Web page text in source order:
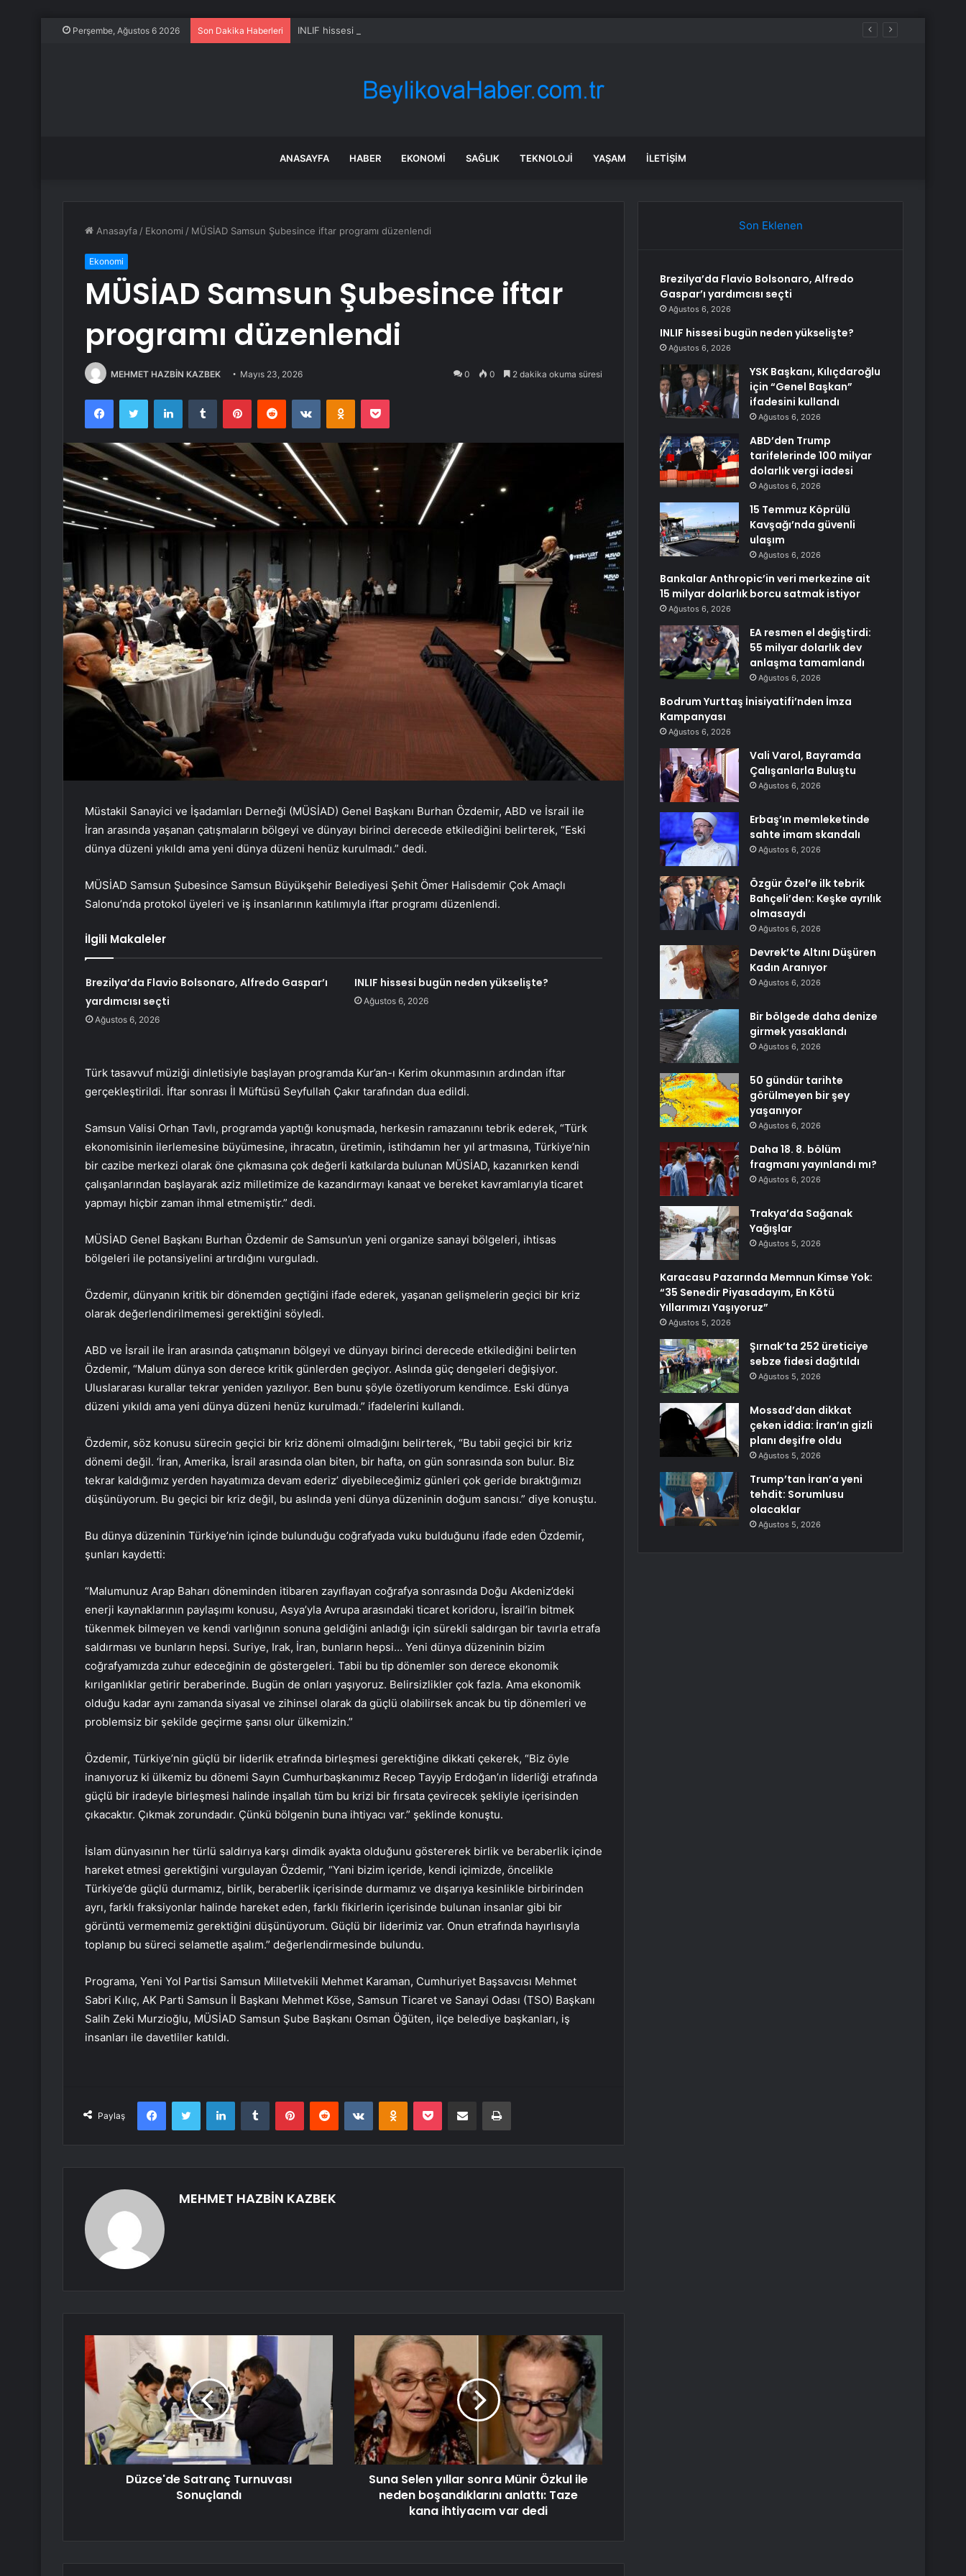
Perşembe, Ağustos 6 2026 Son Dakika Haberleri INLIF hissesi bugün neden yükselişte?
ANASAYFA HABER EKONOMI SAĞLIK TEKNOLOJI YAŞAM İLETIŞIM
Anasayfa / Ekonomi / MÜSİAD Samsun Şubesince iftar programı düzenlendi
Ekonomi
MÜSİAD Samsun Şubesince iftar
programı düzenlendi
MEHMET HAZBİN KAZBEK Mayıs 23, 2026 0 0 2 dakika okuma süresi
FacebookTwitter LinkedInTumblr PinterestReddit VKontakteOdnoklassniki
Pocket
Müstakil Sanayici ve İşadamları Derneği (MÜSİAD) Genel Başkanı Burhan Özdemir, ABD ve İsrail ile
İran arasında yaşanan çatışmaların bölgeyi ve dünyayı birinci derecede etkilediğini belirterek, “Eski
dünya düzeni yıkıldı ama yeni dünya düzeni henüz kurulmadı.” dedi.
MÜSİAD Samsun Şubesince Samsun Büyükşehir Belediyesi Şehit Ömer Halisdemir Çok Amaçlı
Salonu’nda protokol üyeleri ve iş insanlarının katılımıyla iftar programı düzenlendi.
İlgili Makaleler
Brezilya’da Flavio Bolsonaro, Alfredo Gaspar’ı
yardımcısı seçti
Ağustos 6, 2026
INLIF hissesi bugün neden yükselişte?
Ağustos 6, 2026
Türk tasavvuf müziği dinletisiyle başlayan programda Kur’an-ı Kerim okunmasının ardından iftar
gerçekleştirildi. İftar sonrası İl Müftüsü Seyfullah Çakır tarafından dua edildi.
Samsun Valisi Orhan Tavlı, programda yaptığı konuşmada, herkesin ramazanını tebrik ederek, “Türk
ekonomisinin ilerlemesine büyümesine, ihracatın, üretimin, istihdamın her yıl artmasına, Türkiye’nin
bir cazibe merkezi olarak öne çıkmasına çok değerli katkılarda bulunan MÜSİAD, kazanırken kendi
çalışanlarından başlayarak aziz milletimize de kazandırmayı kanaat ve bereket kavramlarıyla ticaret
yapmayı hiçbir zaman ihmal etmemiştir.” dedi.
MÜSİAD Genel Başkanı Burhan Özdemir de Samsun’un yeni organize sanayi bölgeleri, ihtisas
bölgeleri ile potansiyelini artırdığını vurguladı.
Özdemir, dünyanın kritik bir dönemden geçtiğini ifade ederek, yaşanan gelişmelerin geçici bir kriz
olarak değerlendirilmemesi gerektiğini söyledi.
ABD ve İsrail ile İran arasında çatışmanın bölgeyi ve dünyayı birinci derecede etkilediğini belirten
Özdemir, “Malum dünya son derece kritik günlerden geçiyor. Aslında güç dengeleri değişiyor.
Uluslararası kurallar tekrar yeniden yazılıyor. Ben bunu şöyle özetliyorum kendimce. Eski dünya
düzeni yıkıldı ama yeni dünya düzeni henüz kurulmadı.” ifadelerini kullandı.
Özdemir, söz konusu sürecin geçici bir kriz dönemi olmadığını belirterek, “Bu tabii geçici bir kriz
dönemi değil. ‘İran, Amerika, İsrail arasında olan biten, bir hafta, on gün sonrasında son bulur. Biz
tekrar kaldığımız yerden hayatımıza devam ederiz’ diyebileceğimiz günleri çok geride bıraktığımızı
düşünüyorum. Bu geçici bir kriz değil, bu aslında yeni dünya düzeninin doğum sancısı.” diye konuştu.
Bu dünya düzeninin Türkiye’nin içinde bulunduğu coğrafyada vuku bulduğunu ifade eden Özdemir,
şunları kaydetti:
“Malumunuz Arap Baharı döneminden itibaren zayıflayan coğrafya sonrasında Doğu Akdeniz’deki
enerji kaynaklarının paylaşımı konusu, Asya’yla Avrupa arasındaki ticaret koridoru, İsrail’in bitmek
tükenmek bilmeyen ve kendi varlığının sonuna geldiğini anladığı için sürekli saldırgan bir tavırla etrafa
saldırması ve bunların hepsi. Suriye, Irak, İran, bunların hepsi… Yeni dünya düzeninin bizim
coğrafyamızda zuhur edeceğinin de göstergeleri. Tabii bu tip dönemler son derece ekonomik
kırılganlıklar getirir beraberinde. Bugün de onları yaşıyoruz. Belirsizlikler çok fazla. Ama ekonomik
olduğu kadar aynı zamanda siyasal ve zihinsel olarak da güçlü olabilirsek ancak bu tip dönemleri ve
problemsiz bir şekilde geçirme şansı olur ülkemizin.”
Özdemir, Türkiye’nin güçlü bir liderlik etrafında birleşmesi gerektiğine dikkati çekerek, “Biz öyle
inanıyoruz ki ülkemiz bu dönemi Sayın Cumhurbaşkanımız Recep Tayyip Erdoğan’ın liderliği etrafında
güçlü bir iradeyle birleşmesi halinde inşallah tüm bu krizi bir fırsata çevirecek şekliyle içerisinden
çıkacaktır. Çıkmak zorundadır. Çünkü bölgenin buna ihtiyacı var.” şeklinde konuştu.
İslam dünyasının her türlü saldırıya karşı dimdik ayakta olduğunu göstererek birlik ve beraberlik içinde
hareket etmesi gerektiğini vurgulayan Özdemir, “Yani bizim içeride, kendi içimizde, öncelikle
Türkiye’de güçlü durmamız, birlik, beraberlik içerisinde durmamız ve dışarıya kesinlikle birbirinden
ayrı, farklı fraksiyonlar halinde hareket eden, farklı fikirlerin içerisinde bulunan insanlar gibi bir
görüntü vermememiz gerektiğini düşünüyorum. Güçlü bir liderimiz var. Onun etrafında hayırlısıyla
toplanıp bu süreci selametle aşalım.” değerlendirmesinde bulundu.
Programa, Yeni Yol Partisi Samsun Milletvekili Mehmet Karaman, Cumhuriyet Başsavcısı Mehmet
Sabri Kılıç, AK Parti Samsun İl Başkanı Mehmet Köse, Samsun Ticaret ve Sanayi Odası (TSO) Başkanı
Salih Zeki Murzioğlu, MÜSİAD Samsun Şube Başkanı Osman Öğüten, ilçe belediye başkanları, iş
insanları ile davetliler katıldı.
Paylaş
FacebookTwitter LinkedInTumblr PinterestReddit VKontakteOdnoklassniki
Pocket E-Posta ile paylaş Yazdır
MEHMET HAZBİN KAZBEK
Düzce'de Satranç Turnuvası
Sonuçlandı
Suna Selen yıllar sonra Münir Özkul ile
neden boşandıklarını anlattı: Taze
kana ihtiyacım var dedi
Son Eklenen
Brezilya’da Flavio Bolsonaro, Alfredo
Gaspar’ı yardımcısı seçti
Ağustos 6, 2026
INLIF hissesi bugün neden yükselişte?
Ağustos 6, 2026
YSK Başkanı, Kılıçdaroğlu
için “Genel Başkan”
ifadesini kullandı
Ağustos 6, 2026
ABD’den Trump
tarifelerinde 100 milyar
dolarlık vergi iadesi
Ağustos 6, 2026
15 Temmuz Köprülü
Kavşağı’nda güvenli
ulaşım
Ağustos 6, 2026
Bankalar Anthropic’in veri merkezine ait
15 milyar dolarlık borcu satmak istiyor
Ağustos 6, 2026
EA resmen el değiştirdi:
55 milyar dolarlık dev
anlaşma tamamlandı
Ağustos 6, 2026
Bodrum Yurttaş İnisiyatifi’nden İmza
Kampanyası
Ağustos 6, 2026
Vali Varol, Bayramda
Çalışanlarla Buluştu
Ağustos 6, 2026
Erbaş’ın memleketinde
sahte imam skandalı
Ağustos 6, 2026
Özgür Özel’e ilk tebrik
Bahçeli’den: Keşke ayrılık
olmasaydı
Ağustos 6, 2026
Devrek’te Altını Düşüren
Kadın Aranıyor
Ağustos 6, 2026
Bir bölgede daha denize
girmek yasaklandı
Ağustos 6, 2026
50 gündür tarihte
görülmeyen bir şey
yaşanıyor
Ağustos 6, 2026
Daha 18. 8. bölüm
fragmanı yayınlandı mı?
Ağustos 6, 2026
Trakya’da Sağanak
Yağışlar
Ağustos 5, 2026
Karacasu Pazarında Memnun Kimse Yok:
“35 Senedir Piyasadayım, En Kötü
Yıllarımızı Yaşıyoruz”
Ağustos 5, 2026
Şırnak’ta 252 üreticiye
sebze fidesi dağıtıldı
Ağustos 5, 2026
Mossad’dan dikkat
çeken iddia: İran’ın gizli
planı deşifre oldu
Ağustos 5, 2026
Trump’tan İran’a yeni
tehdit: Sorumlusu
olacaklar
Ağustos 5, 2026